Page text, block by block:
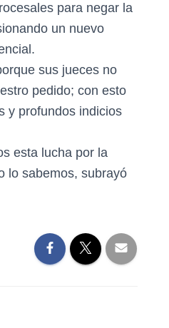
para negar la
un nuevo
sus jueces no
pedido; con esto
y profundos indicios
esta lucha por la
lo sabemos, subrayó